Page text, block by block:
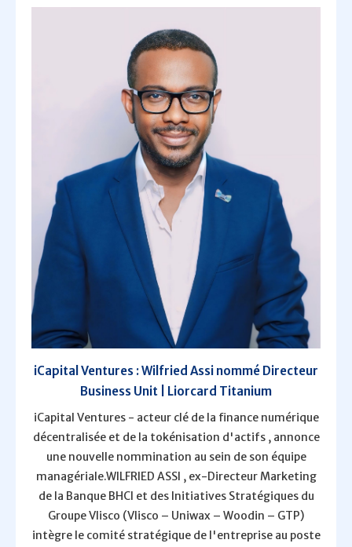
iCapital Ventures : Wilfried Assi nommé Directeur
Business Unit | Liorcard Titanium
iCapital Ventures - acteur clé de la finance numérique
décentralisée et de la tokénisation d'actifs , annonce
une nouvelle nommination au sein de son équipe
managériale.WILFRIED ASSI , ex-Directeur Marketing
de la Banque BHCI et des Initiatives Stratégiques du
Groupe Vlisco (Vlisco – Uniwax – Woodin – GTP)
intègre le comité stratégique de l'entreprise au poste